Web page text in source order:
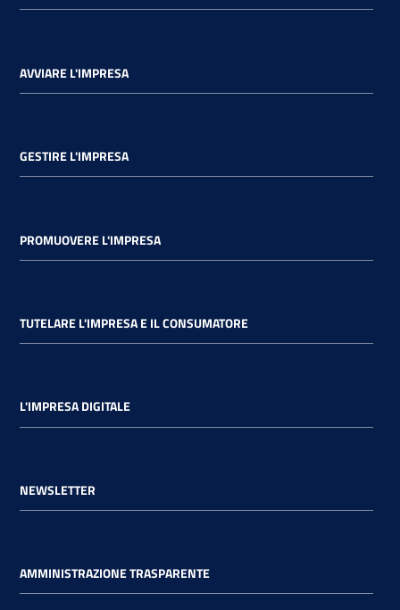
AVVIARE L'IMPRESA
GESTIRE L'IMPRESA
PROMUOVERE L'IMPRESA
TUTELARE L'IMPRESA E IL CONSUMATORE
L'IMPRESA DIGITALE
NEWSLETTER
AMMINISTRAZIONE TRASPARENTE